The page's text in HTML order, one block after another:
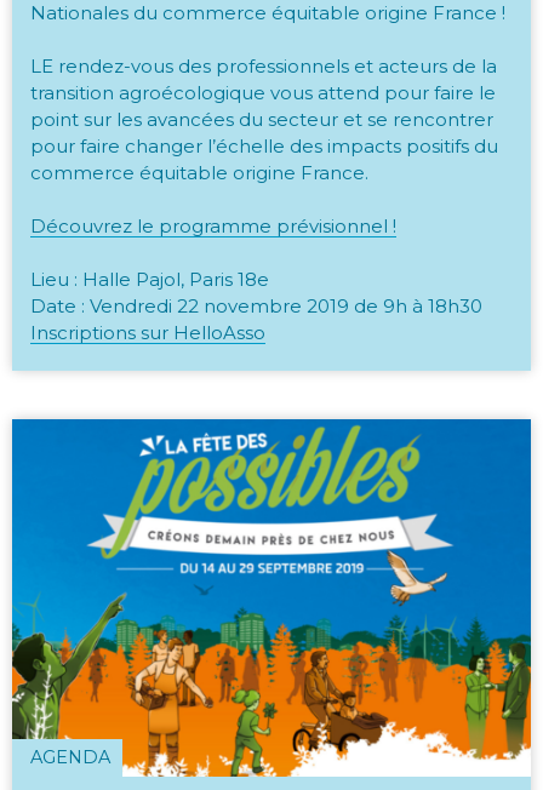
Nationales du commerce équitable origine France !
LE rendez-vous des professionnels et acteurs de la
transition agroécologique vous attend pour faire le
point sur les avancées du secteur et se rencontrer
pour faire changer l’échelle des impacts positifs du
commerce équitable origine France.
Découvrez le programme prévisionnel !
Lieu : Halle Pajol, Paris 18e
Date : Vendredi 22 novembre 2019 de 9h à 18h30
Inscriptions sur HelloAsso
AGENDA